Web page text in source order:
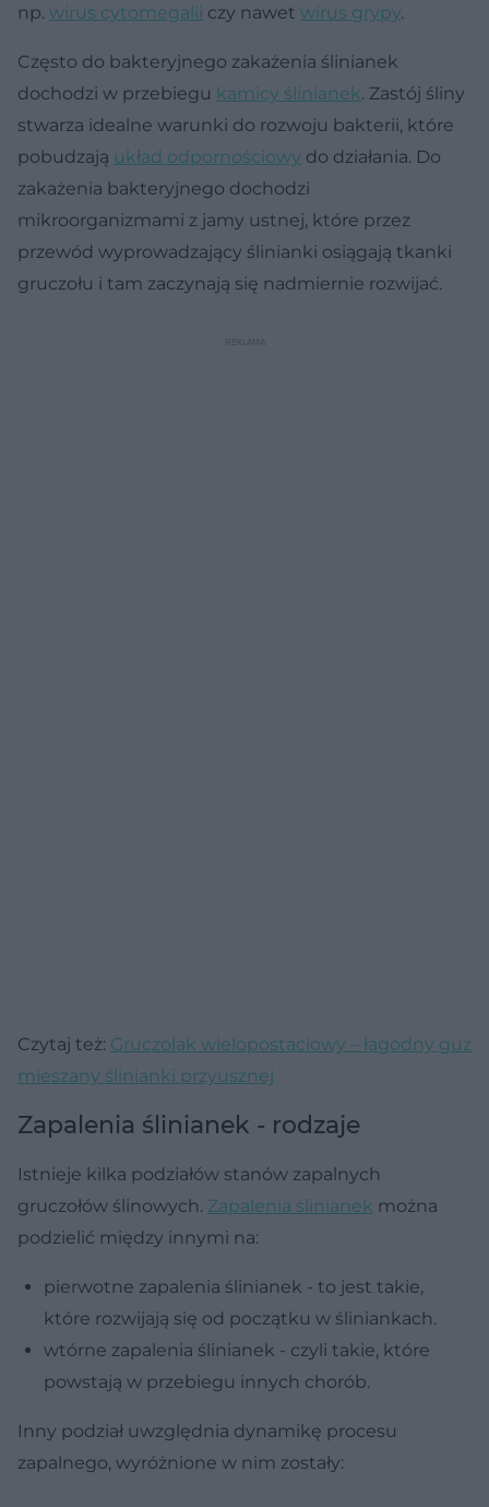
np. wirus cytomegalii czy nawet wirus grypy.
Często do bakteryjnego zakażenia ślinianek
dochodzi w przebiegu kamicy ślinianek. Zastój śliny
stwarza idealne warunki do rozwoju bakterii, które
pobudzają układ odpornościowy do działania. Do
zakażenia bakteryjnego dochodzi
mikroorganizmami z jamy ustnej, które przez
przewód wyprowadzający ślinianki osiągają tkanki
gruczołu i tam zaczynają się nadmiernie rozwijać.
Czytaj też: Gruczolak wielopostaciowy – łagodny guz
mieszany ślinianki przyusznej
Zapalenia ślinianek - rodzaje
Istnieje kilka podziałów stanów zapalnych
gruczołów ślinowych. Zapalenia ślinianek można
podzielić między innymi na:
pierwotne zapalenia ślinianek - to jest takie,
które rozwijają się od początku w śliniankach.
wtórne zapalenia ślinianek - czyli takie, które
powstają w przebiegu innych chorób.
Inny podział uwzględnia dynamikę procesu
zapalnego, wyróżnione w nim zostały: